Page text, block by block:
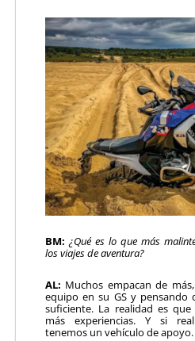
BM: ¿Qué es lo que más
los viajes de aventura?
AL: Muchos empacan de
equipo en su GS y pensando
suficiente. La realidad es
más experiencias. Y si
tenemos un vehículo de apoyo.